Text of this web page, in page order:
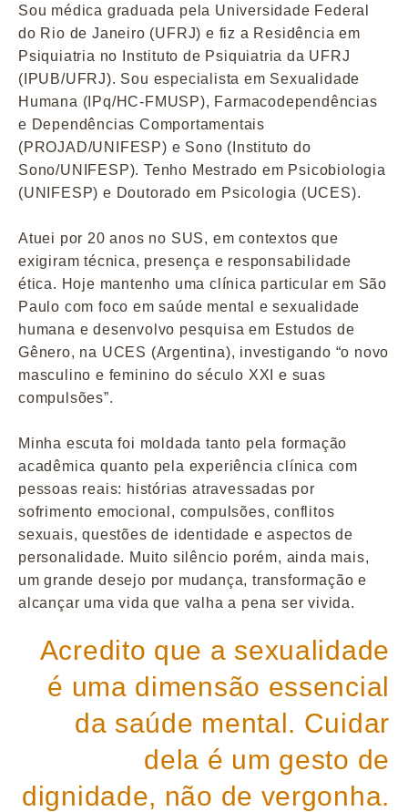
Sou médica graduada pela Universidade Federal
do Rio de Janeiro (UFRJ) e fiz a Residência em
Psiquiatria no Instituto de Psiquiatria da UFRJ
(IPUB/UFRJ). Sou especialista em Sexualidade
Humana (IPq/HC-FMUSP), Farmacodependências
e Dependências Comportamentais
(PROJAD/UNIFESP) e Sono (Instituto do
Sono/UNIFESP). Tenho Mestrado em Psicobiologia
(UNIFESP) e Doutorado em Psicologia (UCES).
Atuei por 20 anos no SUS, em contextos que
exigiram técnica, presença e responsabilidade
ética. Hoje mantenho uma clínica particular em São
Paulo com foco em saúde mental e sexualidade
humana e desenvolvo pesquisa em Estudos de
Gênero, na UCES (Argentina), investigando “o novo
masculino e feminino do século XXI e suas
compulsões”.
Minha escuta foi moldada tanto pela formação
acadêmica quanto pela experiência clínica com
pessoas reais: histórias atravessadas por
sofrimento emocional, compulsões, conflitos
sexuais, questões de identidade e aspectos de
personalidade. Muito silêncio porém, ainda mais,
um grande desejo por mudança, transformação e
alcançar uma vida que valha a pena ser vivida.
Acredito que a sexualidade
é uma dimensão essencial
da saúde mental. Cuidar
dela é um gesto de
dignidade, não de vergonha.